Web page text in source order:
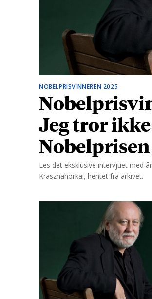
NOBELPRISVINNEREN 2025
Jeg tror
Nobelprisen
Les det eksklusive intervjuet med
Krasznahorkai, hentet fra arkivet.